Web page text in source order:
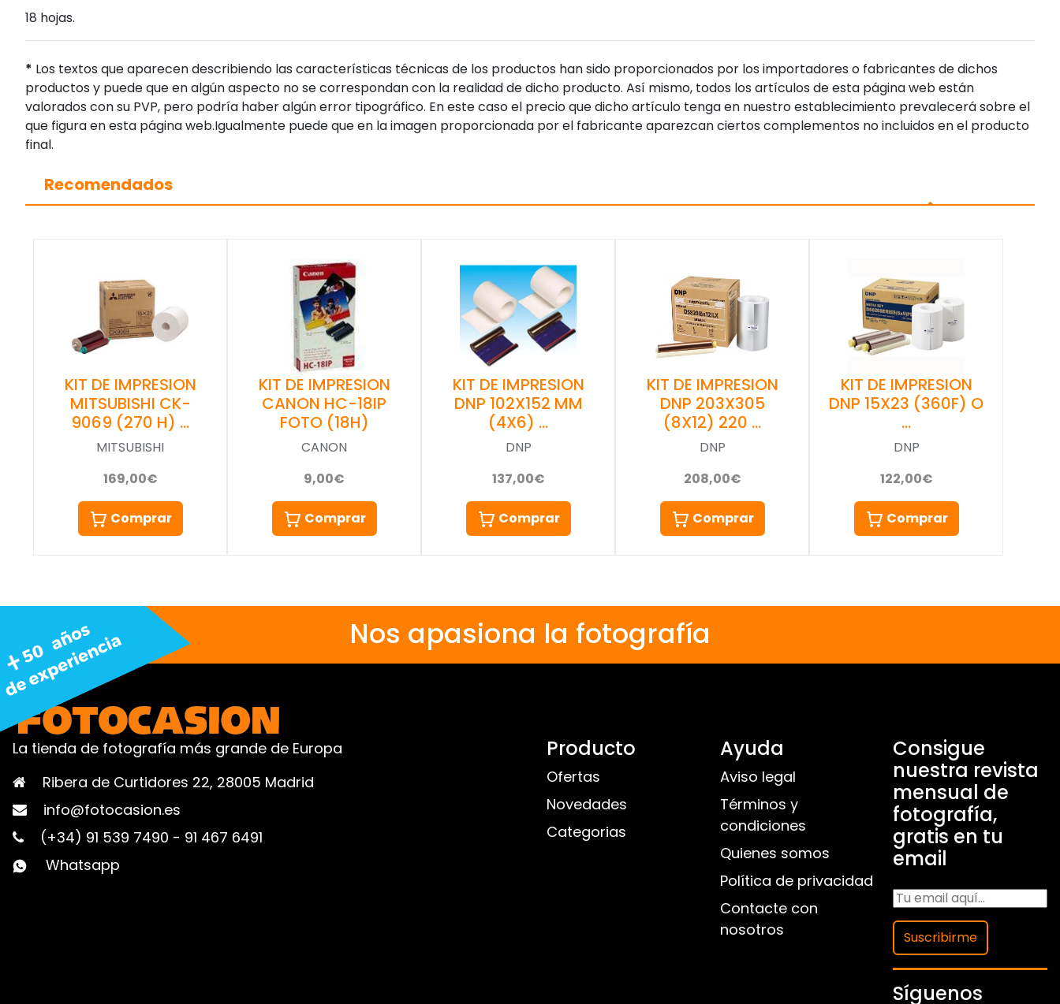
18 hojas.
* Los textos que aparecen describiendo las características técnicas de los productos han sido proporcionados por los importadores o fabricantes de dichos
productos y puede que en algún aspecto no se correspondan con la realidad de dicho producto. Así mismo, todos los artículos de esta página web están
valorados con su PVP, pero podría haber algún error tipográfico. En este caso el precio que dicho artículo tenga en nuestro establecimiento prevalecerá sobre el
que figura en esta página web.Igualmente puede que en la imagen proporcionada por el fabricante aparezcan ciertos complementos no incluidos en el producto
final.
Recomendados
KIT DE IMPRESION
MITSUBISHI CK-
9069 (270 H) …
MITSUBISHI
169,00€
Comprar
KIT DE IMPRESION
CANON HC-18IP
FOTO (18H)
CANON
9,00€
Comprar
KIT DE IMPRESION
DNP 102X152 MM
(4X6) …
DNP
137,00€
Comprar
KIT DE IMPRESION
DNP 203X305
(8X12) 220 …
DNP
208,00€
Comprar
KIT DE IMPRESION
DNP 15X23 (360F) O
…
DNP
122,00€
Comprar
Nos apasiona la fotografía
La tienda de fotografía más grande de Europa
Ribera de Curtidores 22, 28005 Madrid
info@fotocasion.es
(+34) 91 539 7490 - 91 467 6491
Whatsapp
Producto
Ofertas
Novedades
Categorias
Ayuda
Aviso legal
Términos y
condiciones
Quienes somos
Política de privacidad
Contacte con
nosotros
Consigue
nuestra revista
mensual de
fotografía,
gratis en tu
email
Suscribirme
Síguenos